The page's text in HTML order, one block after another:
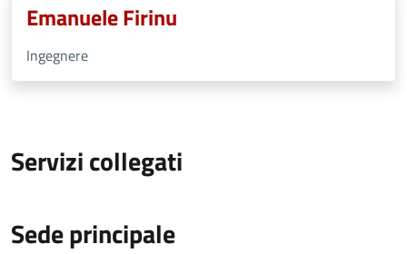
Emanuele Firinu
Ingegnere
Servizi collegati
Sede principale